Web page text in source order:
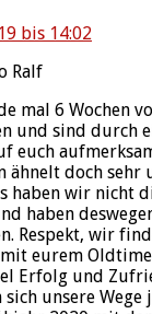
bis 14:02
Ralf
mal 6 Wochen
und sind durch
euch
ähnelt doch sehr
haben wir nicht
haben
Respekt, wir
eurem
Erfolg und
unsere Wege